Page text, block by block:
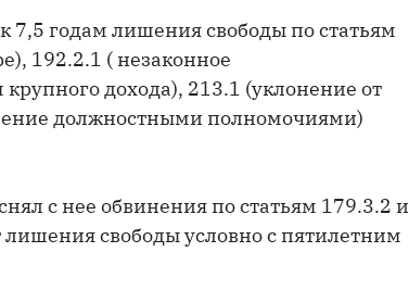
7,5 годам лишения свободы по статьям
192.2.1 ( незаконное
дохода), 213.1 (уклонение от
должностными полномочиями)
с нее обвинения по статьям 179.3.2 и
лишения свободы условно с пятилетним